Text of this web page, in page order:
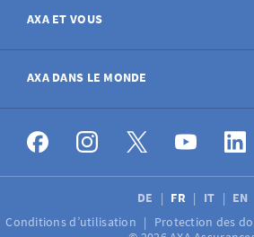
AXA ET VOUS
Contact
Déclarer sinistre
Postes à pourvoir
Médias
AXA DANS LE MONDE
AXA dans le monde
DE FR IT
EN
Conditions d’utilisation
Protection des